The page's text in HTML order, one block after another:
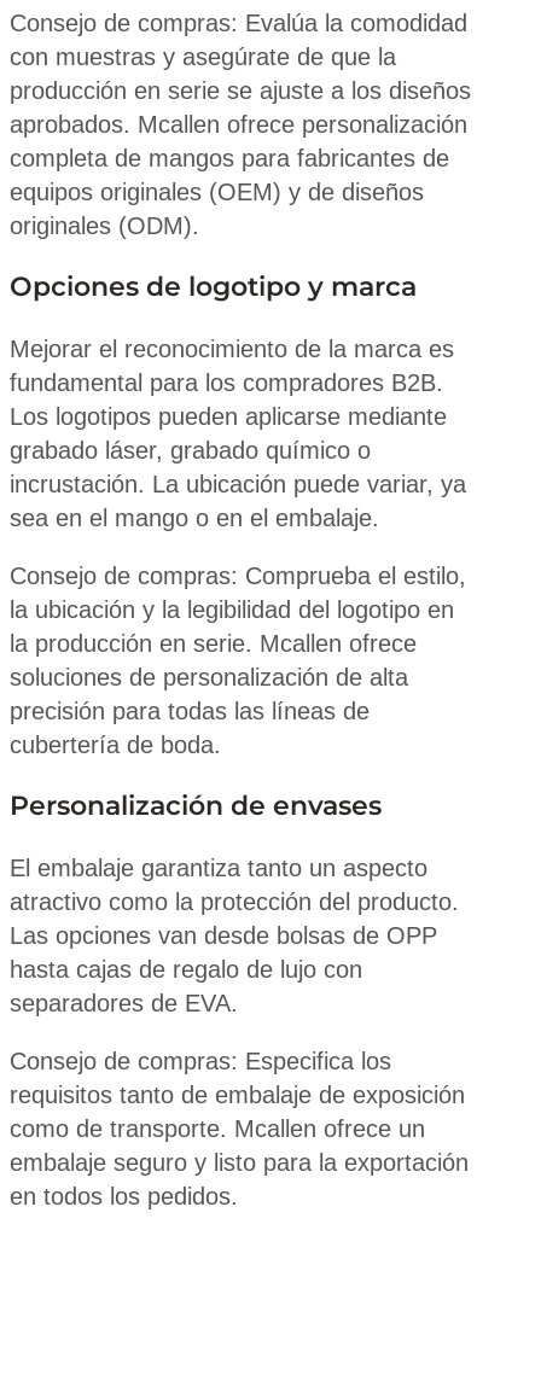
Consejo de compras: Evalúa la comodidad
con muestras y asegúrate de que la
producción en serie se ajuste a los diseños
aprobados. Mcallen ofrece personalización
completa de mangos para fabricantes de
equipos originales (OEM) y de diseños
originales (ODM).
Opciones de logotipo y marca
Mejorar el reconocimiento de la marca es
fundamental para los compradores B2B.
Los logotipos pueden aplicarse mediante
grabado láser, grabado químico o
incrustación. La ubicación puede variar, ya
sea en el mango o en el embalaje.
Consejo de compras: Comprueba el estilo,
la ubicación y la legibilidad del logotipo en
la producción en serie. Mcallen ofrece
soluciones de personalización de alta
precisión para todas las líneas de
cubertería de boda.
Personalización de envases
El embalaje garantiza tanto un aspecto
atractivo como la protección del producto.
Las opciones van desde bolsas de OPP
hasta cajas de regalo de lujo con
separadores de EVA.
Consejo de compras: Especifica los
requisitos tanto de embalaje de exposición
como de transporte. Mcallen ofrece un
embalaje seguro y listo para la exportación
en todos los pedidos.